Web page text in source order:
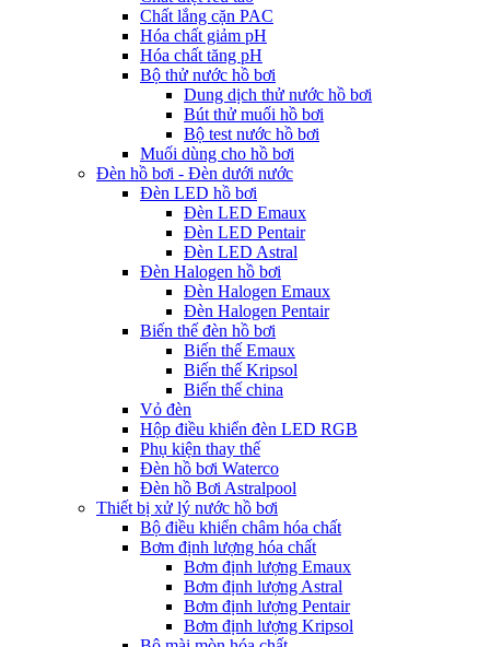
Chất lắng cặn PAC
Hóa chất giảm pH
Hóa chất tăng pH
Bộ thử nước hồ bơi
Dung dịch thử nước hồ bơi
Bút thử muối hồ bơi
Bộ test nước hồ bơi
Muối dùng cho hồ bơi
Đèn hồ bơi - Đèn dưới nước
Đèn LED hồ bơi
Đèn LED Emaux
Đèn LED Pentair
Đèn LED Astral
Đèn Halogen hồ bơi
Đèn Halogen Emaux
Đèn Halogen Pentair
Biến thế đèn hồ bơi
Biến thế Emaux
Biến thế Kripsol
Biến thế china
Vỏ đèn
Hộp điều khiển đèn LED RGB
Phụ kiện thay thế
Đèn hồ bơi Waterco
Đèn hồ Bơi Astralpool
Thiết bị xử lý nước hồ bơi
Bộ điều khiển châm hóa chất
Bơm định lượng hóa chất
Bơm định lượng Emaux
Bơm định lượng Astral
Bơm định lượng Pentair
Bơm định lượng Kripsol